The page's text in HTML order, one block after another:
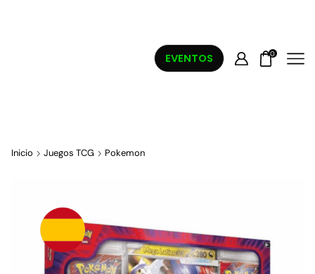
EVENTOS 0
Inicio Juegos TCG Pokemon